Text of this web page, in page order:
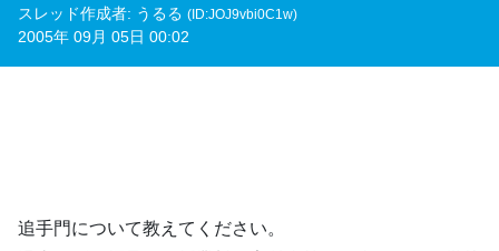
スレッド作成者: うるる (ID:JOJ9vbi0C1w)
2005年 09月 05日 00:02
追手門について教えてください。